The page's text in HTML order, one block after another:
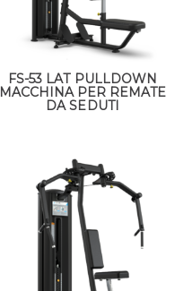
FS-53 LAT PULLDOWN
MACCHINA PER REMATE
DA SEDUTI